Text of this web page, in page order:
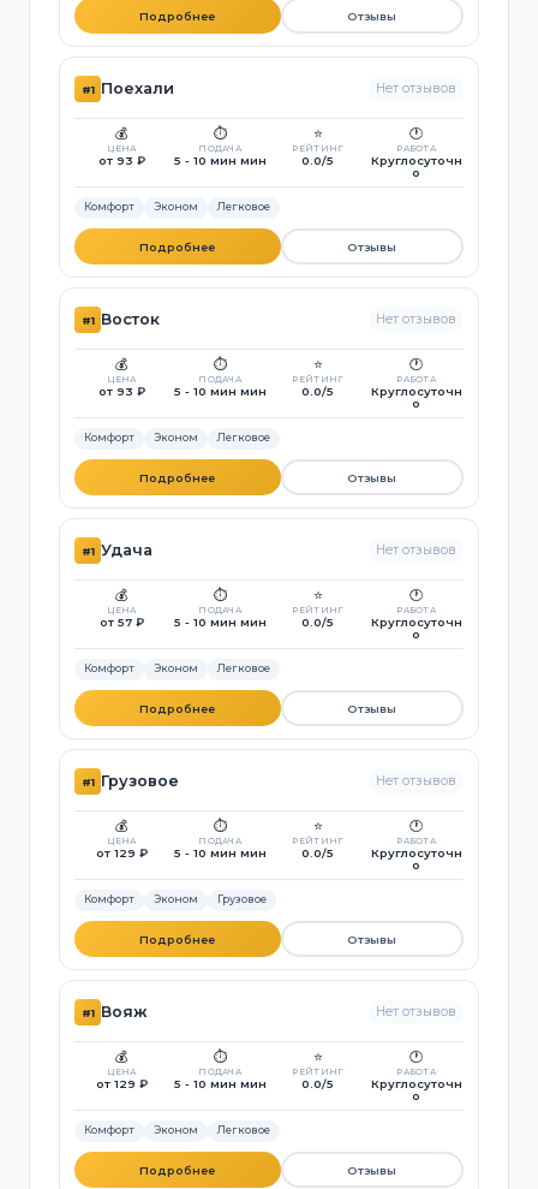
Подробнее Отзывы
#1 Поехали Нет отзывов
💰
ЦЕНА
от 93 ₽
⏱️
ПОДАЧА
5 - 10 мин мин
⭐
РЕЙТИНГ
0.0/5
🕐
РАБОТА
Круглосуточн
о
Комфорт Эконом Легковое
Подробнее Отзывы
#1 Восток Нет отзывов
💰
ЦЕНА
от 93 ₽
⏱️
ПОДАЧА
5 - 10 мин мин
⭐
РЕЙТИНГ
0.0/5
🕐
РАБОТА
Круглосуточн
о
Комфорт Эконом Легковое
Подробнее Отзывы
#1 Удача Нет отзывов
💰
ЦЕНА
от 57 ₽
⏱️
ПОДАЧА
5 - 10 мин мин
⭐
РЕЙТИНГ
0.0/5
🕐
РАБОТА
Круглосуточн
о
Комфорт Эконом Легковое
Подробнее Отзывы
#1 Грузовое Нет отзывов
💰
ЦЕНА
от 129 ₽
⏱️
ПОДАЧА
5 - 10 мин мин
⭐
РЕЙТИНГ
0.0/5
🕐
РАБОТА
Круглосуточн
о
Комфорт Эконом Грузовое
Подробнее Отзывы
#1 Вояж Нет отзывов
💰
ЦЕНА
от 129 ₽
⏱️
ПОДАЧА
5 - 10 мин мин
⭐
РЕЙТИНГ
0.0/5
🕐
РАБОТА
Круглосуточн
о
Комфорт Эконом Легковое
Подробнее Отзывы